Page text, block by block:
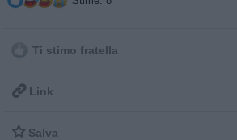
Ti stimo fratella
 Link
 Salva